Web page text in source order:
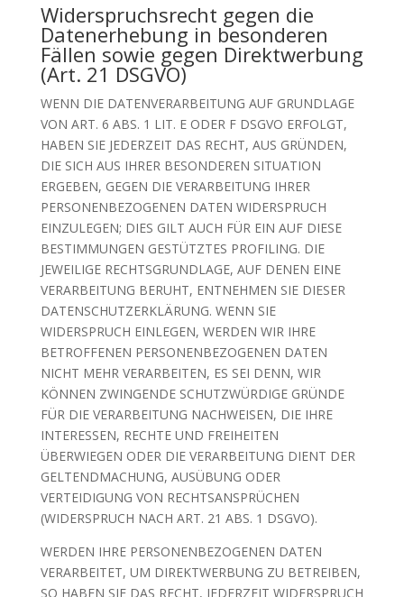
Widerspruchsrecht gegen die
Datenerhebung in besonderen
Fällen sowie gegen Direktwerbung
(Art. 21 DSGVO)
WENN DIE DATENVERARBEITUNG AUF GRUNDLAGE
VON ART. 6 ABS. 1 LIT. E ODER F DSGVO ERFOLGT,
HABEN SIE JEDERZEIT DAS RECHT, AUS GRÜNDEN,
DIE SICH AUS IHRER BESONDEREN SITUATION
ERGEBEN, GEGEN DIE VERARBEITUNG IHRER
PERSONENBEZOGENEN DATEN WIDERSPRUCH
EINZULEGEN; DIES GILT AUCH FÜR EIN AUF DIESE
BESTIMMUNGEN GESTÜTZTES PROFILING. DIE
JEWEILIGE RECHTSGRUNDLAGE, AUF DENEN EINE
VERARBEITUNG BERUHT, ENTNEHMEN SIE DIESER
DATENSCHUTZERKLÄRUNG. WENN SIE
WIDERSPRUCH EINLEGEN, WERDEN WIR IHRE
BETROFFENEN PERSONENBEZOGENEN DATEN
NICHT MEHR VERARBEITEN, ES SEI DENN, WIR
KÖNNEN ZWINGENDE SCHUTZWÜRDIGE GRÜNDE
FÜR DIE VERARBEITUNG NACHWEISEN, DIE IHRE
INTERESSEN, RECHTE UND FREIHEITEN
ÜBERWIEGEN ODER DIE VERARBEITUNG DIENT DER
GELTENDMACHUNG, AUSÜBUNG ODER
VERTEIDIGUNG VON RECHTSANSPRÜCHEN
(WIDERSPRUCH NACH ART. 21 ABS. 1 DSGVO).
WERDEN IHRE PERSONENBEZOGENEN DATEN
VERARBEITET, UM DIREKTWERBUNG ZU BETREIBEN,
SO HABEN SIE DAS RECHT, JEDERZEIT WIDERSPRUCH